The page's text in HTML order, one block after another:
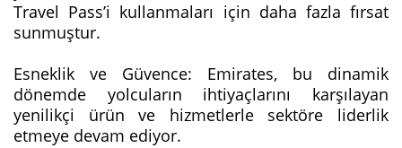
Travel Pass’i kullanmaları için daha fazla fırsat
sunmuştur.
Esneklik ve Güvence: Emirates, bu dinamik
dönemde yolcuların ihtiyaçlarını karşılayan
yenilikçi ürün ve hizmetlerle sektöre liderlik
etmeye devam ediyor.